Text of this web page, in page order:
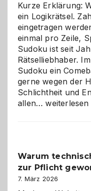
Kurze Erklärung:
ein Logikrätsel.
eingetragen
einmal pro Zeile,
Sudoku ist seit
Rätselliebhaber.
Sudoku ein
gerne wegen der
Schlichtheit und
allen…Sudoku
den
Logikrätseln
weiterlesen
Warum
zur Pflicht
7. März 2026